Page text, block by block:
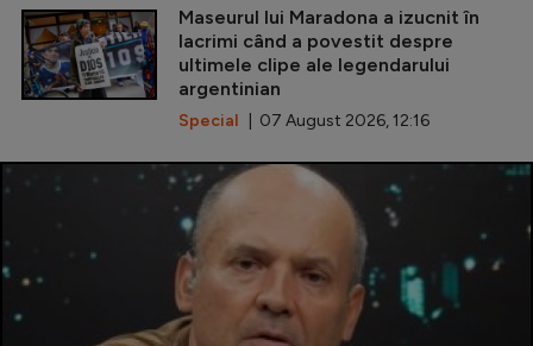
Maseurul lui Maradona a izucnit în
lacrimi când a povestit despre
ultimele clipe ale legendarului
argentinian
Special | 07 August 2026, 12:16